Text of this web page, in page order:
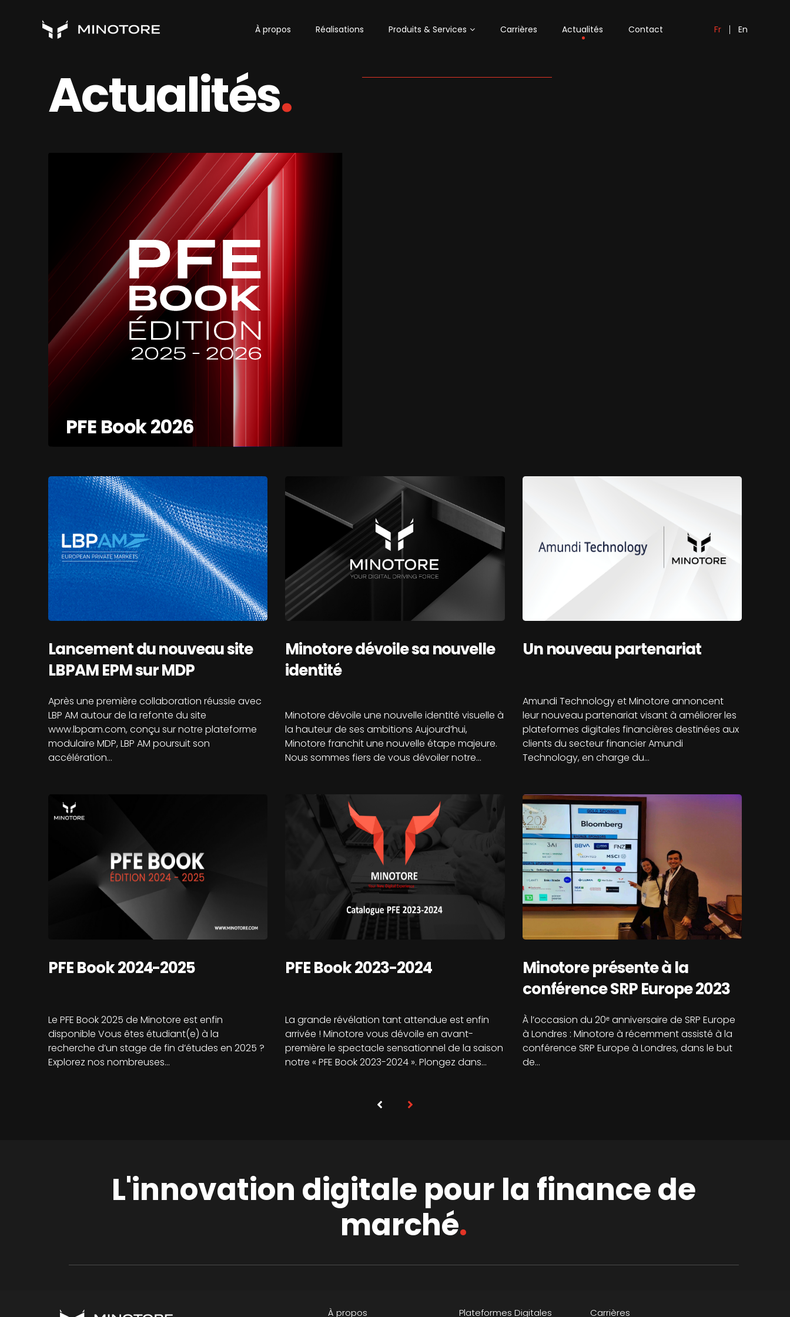
À propos Réalisations Produits & Services Carrières Actualités Contact Fr En
Actualités.
PFE Book 2026
Lancement du nouveau site
LBPAM EPM sur MDP
Après une première collaboration réussie avec
LBP AM autour de la refonte du site
www.lbpam.com, conçu sur notre plateforme
modulaire MDP, LBP AM poursuit son
accélération…
Minotore dévoile sa nouvelle
identité
Minotore dévoile une nouvelle identité visuelle à
la hauteur de ses ambitions Aujourd’hui,
Minotore franchit une nouvelle étape majeure.
Nous sommes fiers de vous dévoiler notre…
Un nouveau partenariat
Amundi Technology et Minotore annoncent
leur nouveau partenariat visant à améliorer les
plateformes digitales financières destinées aux
clients du secteur financier Amundi
Technology, en charge du…
PFE Book 2024-2025
Le PFE Book 2025 de Minotore est enfin
disponible Vous êtes étudiant(e) à la
recherche d’un stage de fin d’études en 2025 ?
Explorez nos nombreuses…
PFE Book 2023-2024
La grande révélation tant attendue est enfin
arrivée ! Minotore vous dévoile en avant-
première le spectacle sensationnel de la saison
notre « PFE Book 2023-2024 ». Plongez dans…
Minotore présente à la
conférence SRP Europe 2023
À l’occasion du 20ᵉ anniversaire de SRP Europe
à Londres : Minotore à récemment assisté à la
conférence SRP Europe à Londres, dans le but
de…
L'innovation digitale pour la finance de
marché.
À propos Plateformes Digitales Carrières